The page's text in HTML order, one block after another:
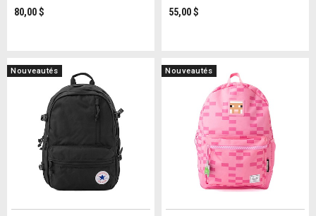
80,00 $ 55,00 $
Nouveautés Nouveautés